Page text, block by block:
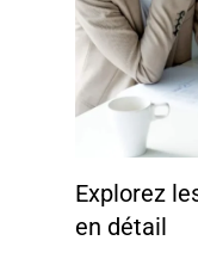
Explorez
en détail